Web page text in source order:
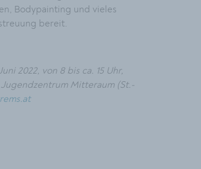
Bodypainting und vieles
bereit.
2022, von 8 bis ca. 15 Uhr,
Mitteraum (St.-